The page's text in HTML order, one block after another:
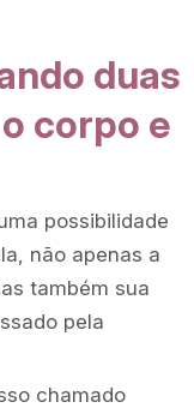
duas
corpo e
possibilidade
não apenas a
também sua
pela
chamado